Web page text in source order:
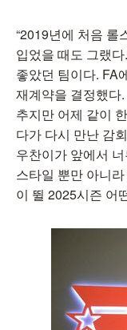
“2019년에 처음 롤
입었을 때도 그랬
좋았던 팀이다. FA
재계약을 결정했다
추지만 어제 같이
다가 다시 만난 감
우찬이가 앞에서
스타일 뿐만 아니
이 뛸 2025시즌 어